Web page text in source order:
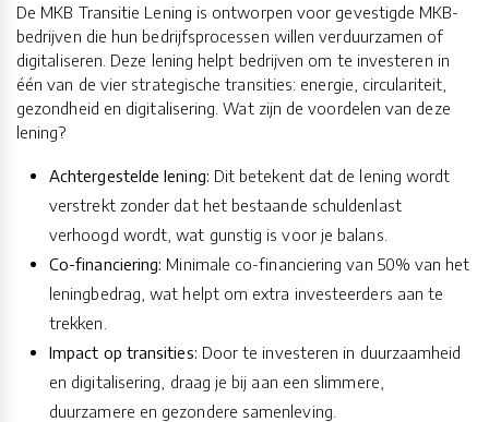
De MKB Transitie Lening is ontworpen voor gevestigde MKB-
bedrijven die hun bedrijfsprocessen willen verduurzamen of
digitaliseren. Deze lening helpt bedrijven om te investeren in
één van de vier strategische transities: energie, circulariteit,
gezondheid en digitalisering. Wat zijn de voordelen van deze
lening?
Achtergestelde lening: Dit betekent dat de lening wordt
verstrekt zonder dat het bestaande schuldenlast
verhoogd wordt, wat gunstig is voor je balans.
Co-financiering: Minimale co-financiering van 50% van het
leningbedrag, wat helpt om extra investeerders aan te
trekken.
Impact op transities: Door te investeren in duurzaamheid
en digitalisering, draag je bij aan een slimmere,
duurzamere en gezondere samenleving.